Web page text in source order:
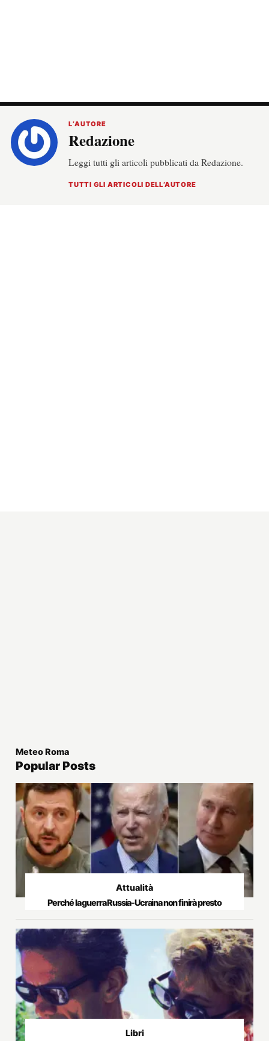
L’AUTORE
Redazione
Leggi tutti gli articoli pubblicati da Redazione.
TUTTI GLI ARTICOLI DELL’AUTORE
Meteo Roma
Popular Posts
Attualità
Perché la guerra Russia-Ucraina non finirà presto
Libri